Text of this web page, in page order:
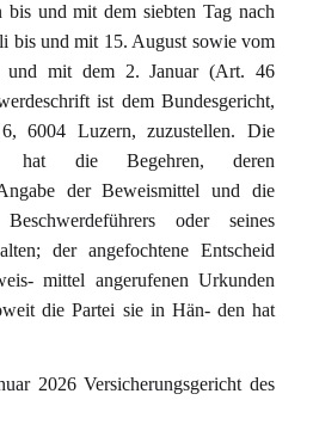
bis und mit dem siebten Tag nach
bis und mit 15. August sowie vom
und mit dem 2. Januar (Art. 46
ist dem Bundesgericht,
6, 6004 Luzern, zuzustellen. Die
hat die Begehren, deren
der Beweismittel und die
oder seines
der angefochtene Entscheid
mittel angerufenen Urkunden
die Partei sie in Hän- den hat
2026 Versicherungsgericht des